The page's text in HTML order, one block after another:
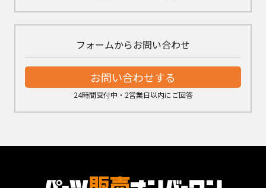
フォームからお問い合わせ
お問い合わせする
24時間受付中・2営業日以内にご回答